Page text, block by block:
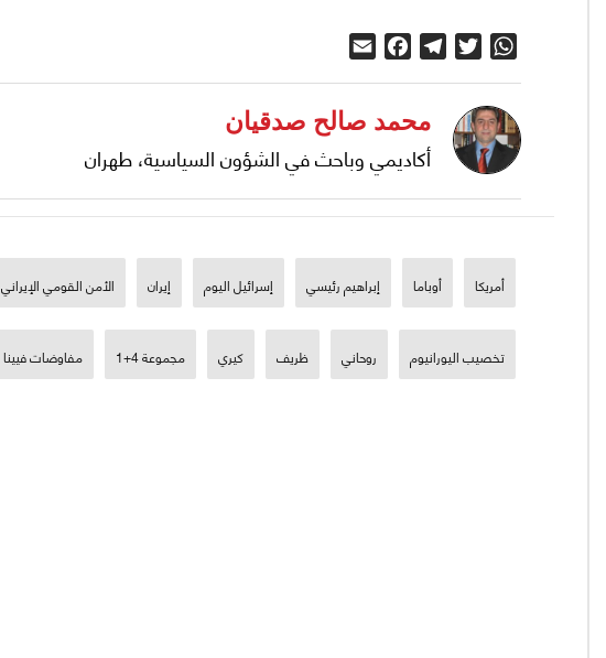
WhatsApp
Twitter
Telegram
Facebook
محمد صالح صدقيان
أكاديمي وباحث في الشؤون السياسية، طهران
أمريكا أوباما إبراهيم رئيسي إسرائيل اليوم إيران الأمن القومي الإيراني
تخصيب اليورانيوم روحاني ظريف كيري مجموعة 4+1 مفاوضات فيينا